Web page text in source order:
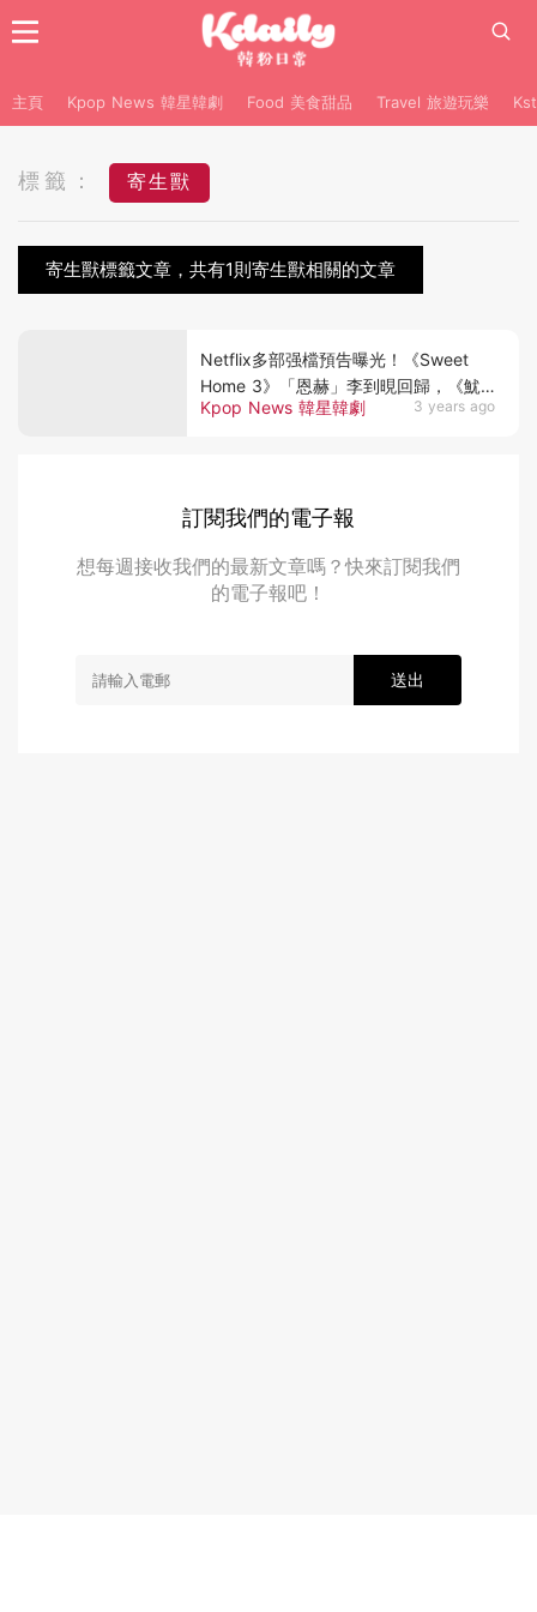
主頁 Kpop News 韓星韓劇 Food 美食甜品 Travel 旅遊玩樂
標籤： 寄生獸
寄生獸標籤文章，共有1則寄生獸相關的文章
Kpop News 韓星韓劇 3 years ago
Netflix多部强檔預告曝光！《Sweet
Home 3》「恩赫」李到晛回歸，《魷
魚遊戲2》超狂卡司掀期待
訂閱我們的電子報
想每週接收我們的最新文章嗎？快來訂閱我們
的電子報吧！
送出